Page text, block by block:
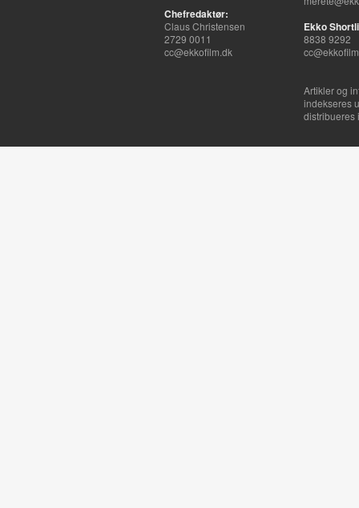
Chefredaktør:
Claus Christensen
2729 0011
cc@ekkofilm.dk
Ekko
8838 9292
Artikler og
indekseres
distribueres